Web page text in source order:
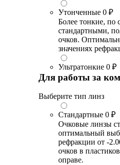
Утонченные 0 ₽
Более тонкие, по
стандартными,
очков.
значениях
Ультратонкие 0 ₽
Для работы за
Выберите тип линз
Стандартные 0 ₽
Очковые линзы
оптимальный
рефракции от -
очков в
оправе.